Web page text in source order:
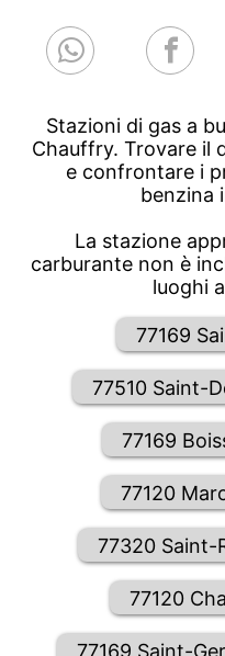
Stazioni di gas a
Chauffry. Trovare il
e confrontare i
benzina
La stazione
carburante non è
luoghi
77169
77510 Saint-
77169
77120
77320 Saint-
77120
77169 Saint-